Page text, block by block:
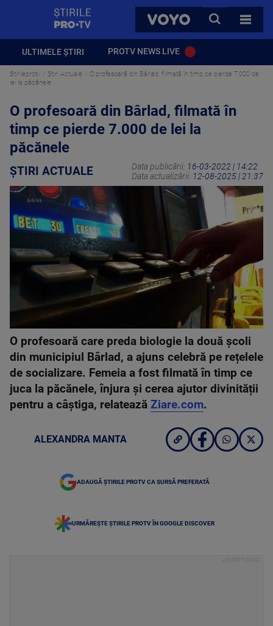
VOYO
CAUTA
TOATE
ULTIMELE ȘTIRI PROTV NEWS LIVE
Stirileprotv Știri Actuale
O profesoară din Bârlad, filmată în timp ce pierde 7.000 de
lei la păcănele
O profesoară din Bârlad, filmată în
timp ce pierde 7.000 de lei la
păcănele
ȘTIRI ACTUALE Data publicării: 16-03-2022 | 14:22
Data actualizării: 12-08-2025 | 21:37
O profesoară care preda biologie la două școli
din municipiul Bârlad, a ajuns celebră pe rețelele
de socializare. Femeia a fost filmată în timp ce
juca la păcănele, înjura și cerea ajutor divinității
pentru a câștiga, relatează Ziare.com.
ALEXANDRA MANTA
ADAUGĂ ȘTIRILE PROTV CA SURSĂ PREFERATĂ
URMĂREȘTE ȘTIRILE PROTV ÎN GOOGLE DISCOVER